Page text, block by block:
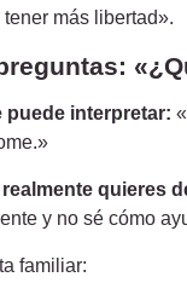
más libertad».
puede interpretar:
quieres
y no sé cómo
familiar: